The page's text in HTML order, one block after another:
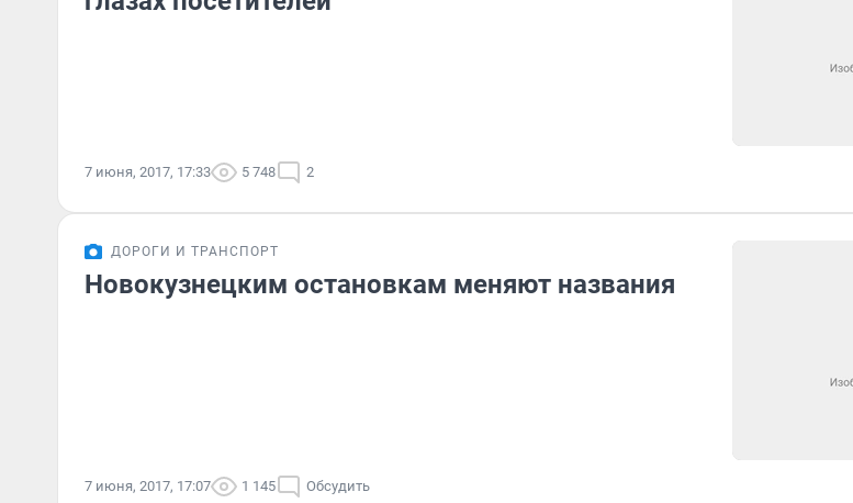
7 июня, 2017, 17:33 5 748 2
ДОРОГИ И ТРАНСПОРТ
Новокузнецким остановкам меняют названия
7 июня, 2017, 17:07 1 145 Обсудить